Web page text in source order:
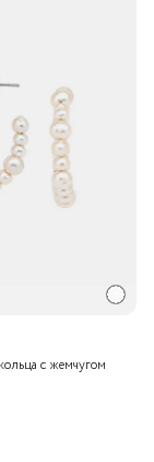
с жемчугом